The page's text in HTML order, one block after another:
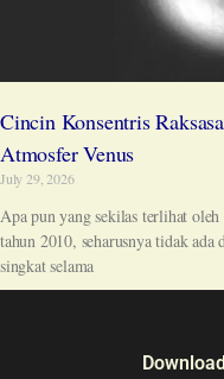
Cincin Konsentris
Atmosfer Venus
July 29, 2026
Apa pun yang sekilas terlihat oleh
tahun 2010, seharusnya tidak ada
singkat selama